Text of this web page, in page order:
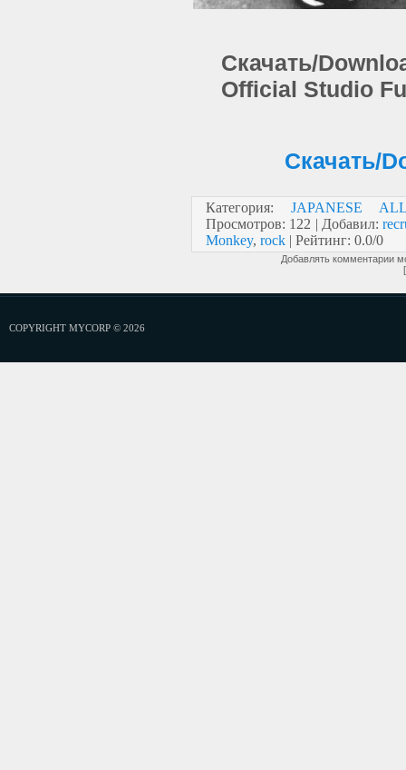
Скачать/
Official Studio
Скачать/
Категория:
JAPANESE
Просмотров: 122 | Добавил:
Monkey, rock | Рейтинг: 0.0/0
Добавлять комментарии
COPYRIGHT MYCORP © 2026